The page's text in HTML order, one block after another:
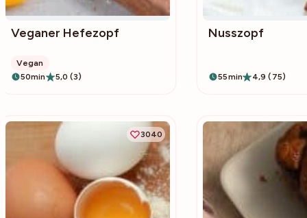
Veganer Hefezopf
Vegan
50min
5,0 (3)
Nusszopf
55min 4,9 (75)
3040